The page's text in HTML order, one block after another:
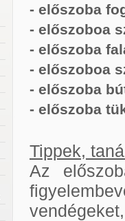
- előszoba
- előszoboa
- előszoba
- előszoboa
- előszoba
- előszoba
Tippek,
Az